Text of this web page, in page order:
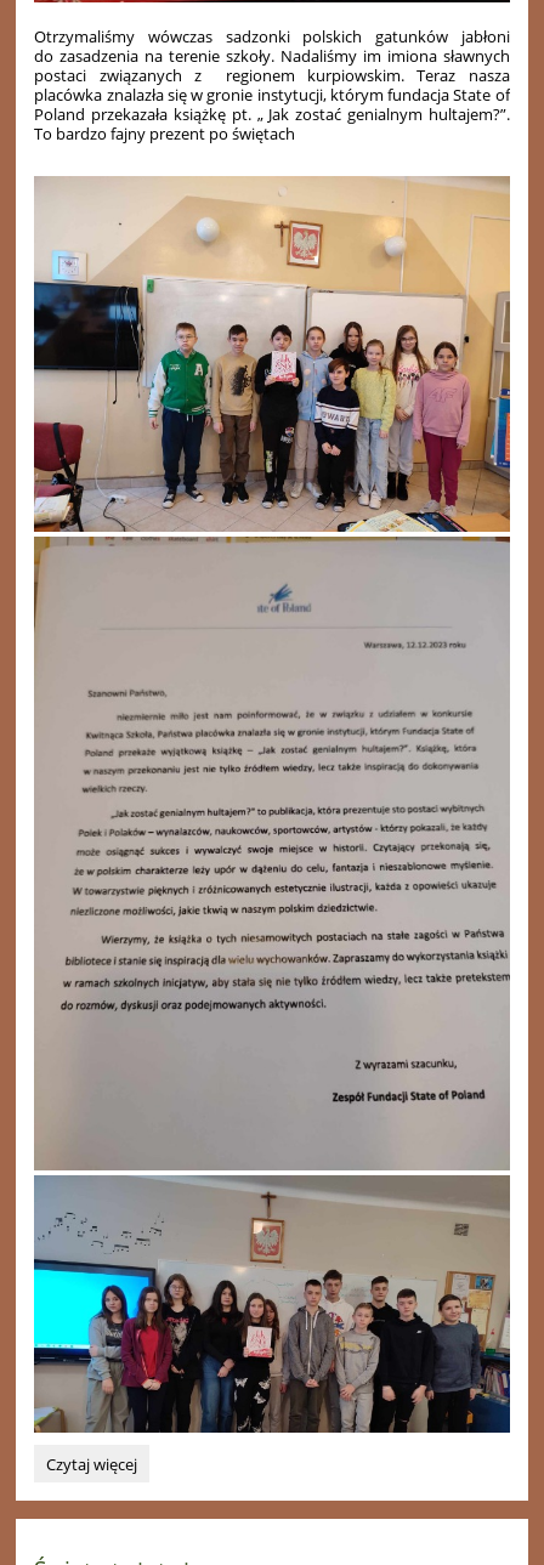
Otrzymaliśmy wówczas sadzonki polskich gatunków jabłoni
do zasadzenia na terenie szkoły. Nadaliśmy im imiona sławnych
postaci związanych z regionem kurpiowskim. Teraz nasza
placówka znalazła się w gronie instytucji, którym fundacja State of
Poland przekazała książkę pt. „ Jak zostać genialnym hultajem?”.
To bardzo fajny prezent po świętach
"Kwitnąca
Czytaj więcej